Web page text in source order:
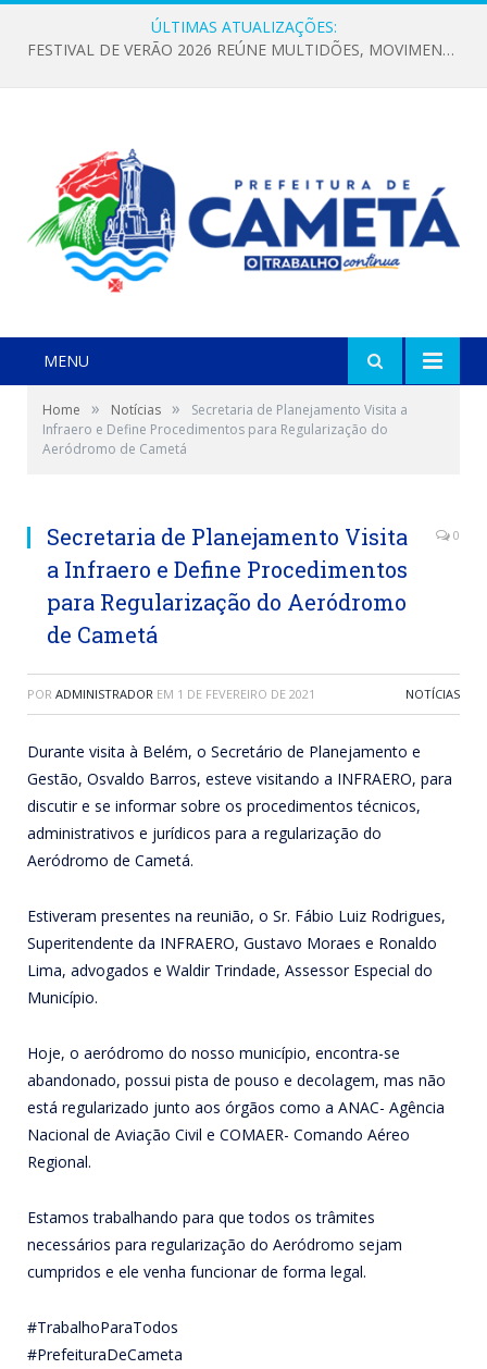
ÚLTIMAS ATUALIZAÇÕES:
FESTIVAL DE VERÃO 2026 REÚNE MULTIDÕES, MOVIMENTA A ECONOMIA E FORTALECE A CULTURA LOCAL
MENU
Home » Notícias »
Secretaria de Planejamento Visita a
Infraero e Define Procedimentos para Regularização do
Aeródromo de Cametá
Secretaria de Planejamento Visita
a Infraero e Define Procedimentos
para Regularização do Aeródromo
de Cametá
0
POR ADMINISTRADOR EM 1 DE FEVEREIRO DE 2021 NOTÍCIAS
Durante visita à Belém, o Secretário de Planejamento e
Gestão, Osvaldo Barros, esteve visitando a INFRAERO, para
discutir e se informar sobre os procedimentos técnicos,
administrativos e jurídicos para a regularização do
Aeródromo de Cametá.
Estiveram presentes na reunião, o Sr. Fábio Luiz Rodrigues,
Superitendente da INFRAERO, Gustavo Moraes e Ronaldo
Lima, advogados e Waldir Trindade, Assessor Especial do
Município.
Hoje, o aeródromo do nosso município, encontra-se
abandonado, possui pista de pouso e decolagem, mas não
está regularizado junto aos órgãos como a ANAC- Agência
Nacional de Aviação Civil e COMAER- Comando Aéreo
Regional.
Estamos trabalhando para que todos os trâmites
necessários para regularização do Aeródromo sejam
cumpridos e ele venha funcionar de forma legal.
#TrabalhoParaTodos
#PrefeituraDeCameta